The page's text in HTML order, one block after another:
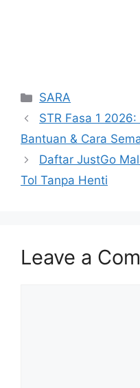
Categories
SARA
STR Fasa 1
Bantuan & Cara
Daftar JustGo
Tol Tanpa Henti
Leave a